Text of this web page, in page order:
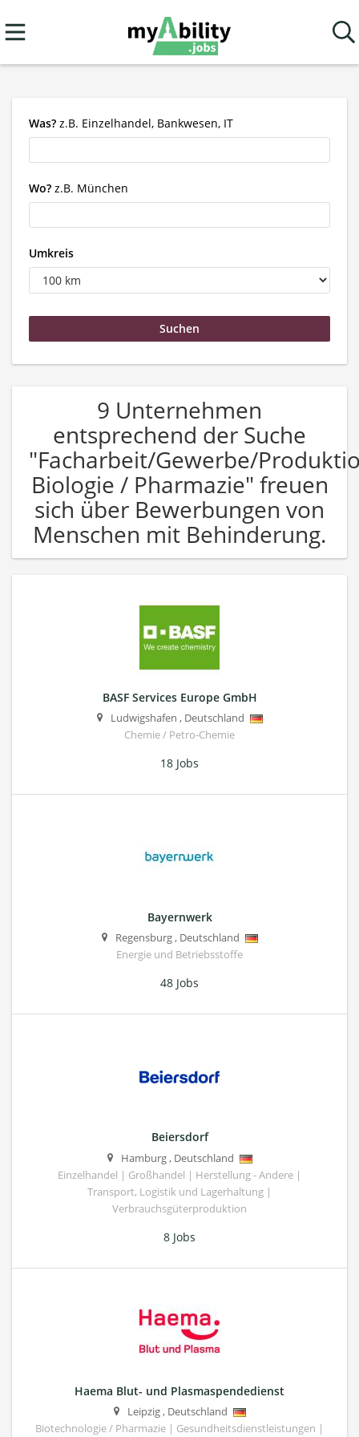
Was? z.B. Einzelhandel, Bankwesen, IT
Wo? z.B. München
Umkreis
9 Unternehmen
entsprechend der Suche
"Facharbeit/Gewerbe/
Biologie / Pharmazie" freuen
sich über Bewerbungen von
Menschen mit Behinderung.
BASF Services Europe GmbH
Ludwigshafen , Deutschland
Chemie / Petro-Chemie
18 Jobs
Bayernwerk
Regensburg, Deutschland
Energie und Betriebsstoffe
48 Jobs
Beiersdorf
Hamburg, Deutschland
Einzelhandel | Großhandel | Herstellung - Andere |
Transport, Logistik und Lagerhaltung |
Verbrauchsgüterproduktion
8 Jobs
Haema Blut- und Plasmaspendedienst
Leipzig, Deutschland
Biotechnologie / Pharmazie | Gesundheitsdienstleistungen |